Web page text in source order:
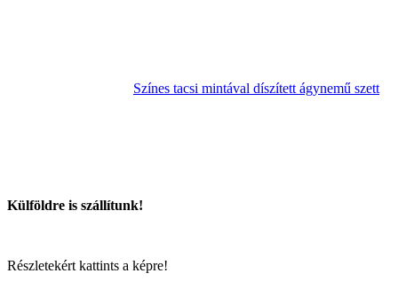
Színes tacsi mintával díszített ágynemű szett
Külföldre is szállítunk!
Részletekért kattints a képre!